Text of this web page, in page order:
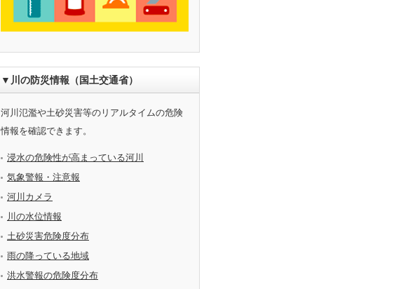
▼川の防災情報（国土交通省）
河川氾濫や土砂災害等のリアルタイムの危険
情報を確認できます。
浸水の危険性が高まっている河川
気象警報・注意報
河川カメラ
川の水位情報
土砂災害危険度分布
雨の降っている地域
洪水警報の危険度分布